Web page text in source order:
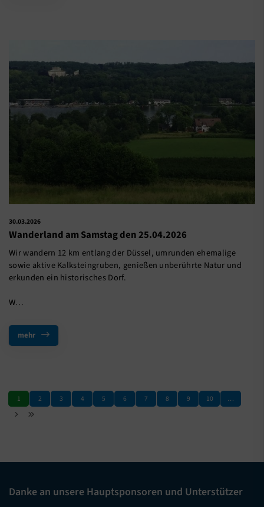
30.03.2026
Wanderland am Samstag den 25.04.2026
Wir wandern 12 km entlang der Düssel, umrunden ehemalige
sowie aktive Kalksteingruben, genießen unberührte Natur und
erkunden ein historisches Dorf.
W…
mehr
1 2 3 4 5 6 7 8 9 10 …
Danke an unsere Hauptsponsoren und Unterstützer